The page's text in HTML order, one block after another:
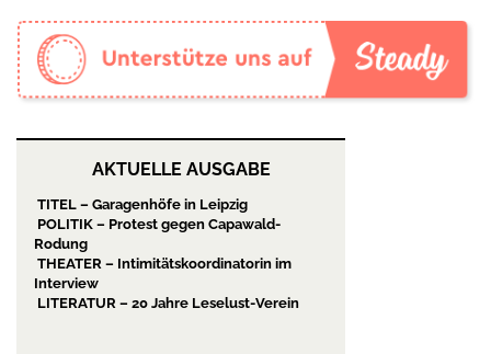
AKTUELLE AUSGABE
TITEL – Garagenhöfe in Leipzig
POLITIK – Protest gegen Capawald-
Rodung
THEATER – Intimitätskoordinatorin im
Interview
LITERATUR – 20 Jahre Leselust-Verein